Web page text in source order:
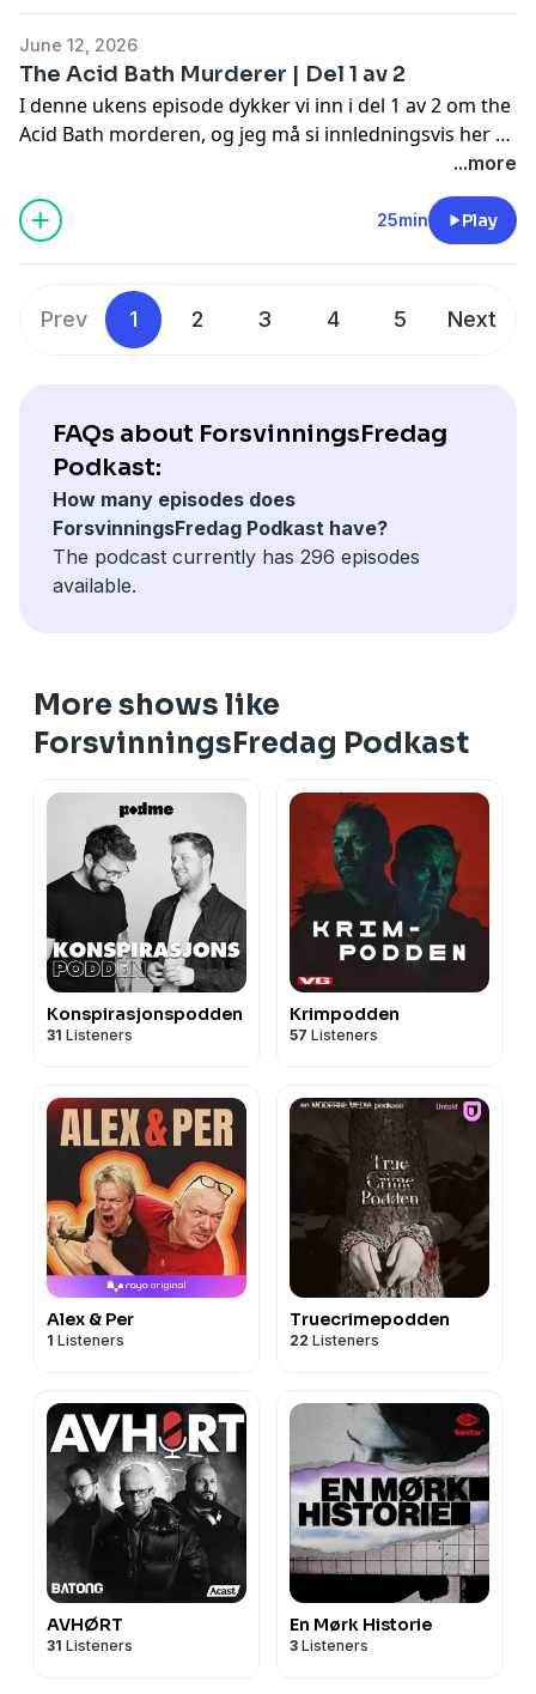
gjerningsmannen håndterte det i ettertid gjør det ikke
akkurat bedre på noen måte, og det skal vi se
nærmere på i denne episoden.
June 12, 2026
The Acid Bath Murderer | Del 1 av 2
I denne ukens episode dykker vi inn i del 1 av 2 om the
Acid Bath morderen, og jeg må si innledningsvis her at
dette er en helt ufattelig forstyrrende og rett og slett
ekkel sak, som dreier seg om en fyr som lot seg både
fascinere og inspirere av en mann som brukte
svovelsyre som en del av sine kriminelle handlinger.
...more
25min Play
Prev 1 2 3 4 5 Next
FAQs about ForsvinningsFredag
Podkast:
How many episodes does
ForsvinningsFredag Podkast have?
The podcast currently has 296 episodes
available.
More shows like
ForsvinningsFredag Podkast
Konspirasjonspodden
31 Listeners
Krimpodden
57 Listeners
Alex & Per
1 Listeners
Truecrimepodden
22 Listeners
AVHØRT
31 Listeners
En Mørk Historie
3 Listeners